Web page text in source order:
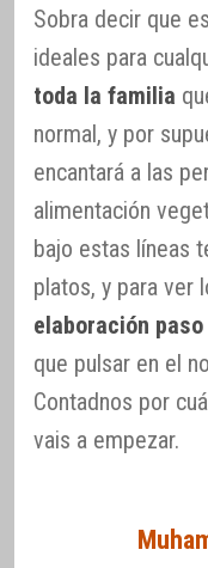
Sobra decir que
ideales para
toda la familia
normal, y por
encantará a las
alimentación
bajo estas líneas
platos, y para ver
elaboración
que pulsar en el
Contadnos por
vais a empezar.